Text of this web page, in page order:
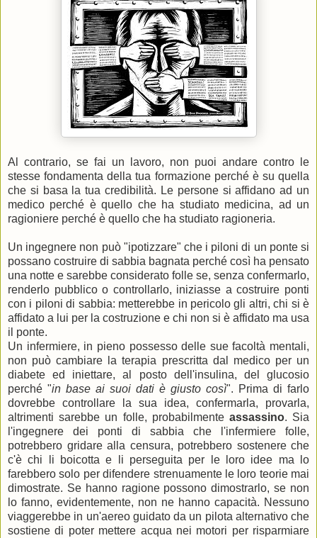
Al contrario, se fai un lavoro, non puoi andare contro le
stesse fondamenta della tua formazione perché è su quella
che si basa la tua credibilità. Le persone si affidano ad un
medico perché è quello che ha studiato medicina, ad un
ragioniere perché è quello che ha studiato ragioneria.
Un ingegnere non può "ipotizzare" che i piloni di un ponte si
possano costruire di sabbia bagnata perché così ha pensato
una notte e sarebbe considerato folle se, senza confermarlo,
renderlo pubblico o controllarlo, iniziasse a costruire ponti
con i piloni di sabbia: metterebbe in pericolo gli altri, chi si è
affidato a lui per la costruzione e chi non si è affidato ma usa
il ponte.
Un infermiere, in pieno possesso delle sue facoltà mentali,
non può cambiare la terapia prescritta dal medico per un
diabete ed iniettare, al posto dell'insulina, del glucosio
perché "in base ai suoi dati è giusto così". Prima di farlo
dovrebbe controllare la sua idea, confermarla, provarla,
altrimenti sarebbe un folle, probabilmente assassino. Sia
l'ingegnere dei ponti di sabbia che l'infermiere folle,
potrebbero gridare alla censura, potrebbero sostenere che
c'è chi li boicotta e li perseguita per le loro idee ma lo
farebbero solo per difendere strenuamente le loro teorie mai
dimostrate. Se hanno ragione possono dimostrarlo, se non
lo fanno, evidentemente, non ne hanno capacità. Nessuno
viaggerebbe in un'aereo guidato da un pilota alternativo che
sostiene di poter mettere acqua nei motori per risparmiare